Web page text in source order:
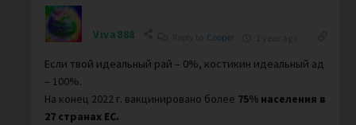
Viva888 Cooper
Если твой идеальный рай – 0%, костикин идеальный ад
– 100%.
На конец 2022 г. вакцинировано более 75% населения в
27 странах ЕС.